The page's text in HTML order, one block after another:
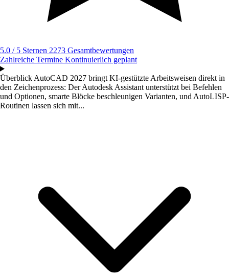
5.0 / 5 Sternen 2273 Gesamtbewertungen
Zahlreiche Termine Kontinuierlich geplant
Überblick AutoCAD 2027 bringt KI-gestützte Arbeitsweisen direkt in
den Zeichenprozess: Der Autodesk Assistant unterstützt bei Befehlen
und Optionen, smarte Blöcke beschleunigen Varianten, und AutoLISP-
Routinen lassen sich mit...